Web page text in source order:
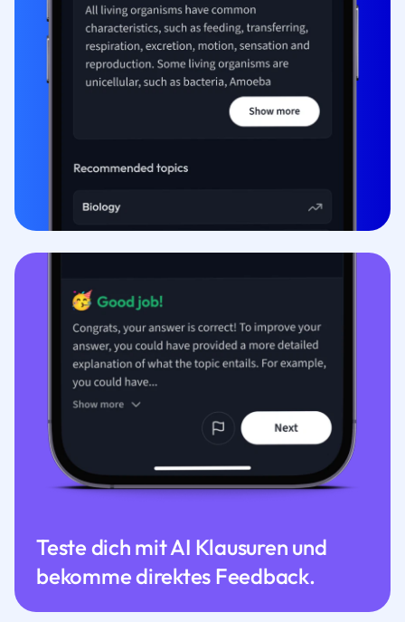
Teste dich mit AI Klausuren und
bekomme direktes Feedback.